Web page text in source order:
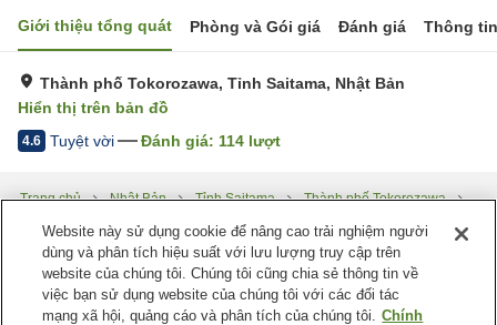
Giới thiệu tổng quát Phòng và Gói giá Đánh giá Thông
Thành phố Tokorozawa, Tỉnh Saitama, Nhật Bản
Hiển thị trên bản đồ
4.6 Tuyệt vời Đánh giá: 114 lượt
Trang chủ Nhật Bản Tỉnh Saitama
Thành phố Tokorozawa
Website này sử dụng cookie để nâng cao trải nghiệm người
dùng và phân tích hiệu suất với lưu lượng truy cập trên
website của chúng tôi. Chúng tôi cũng chia sẻ thông tin về
việc bạn sử dụng website của chúng tôi với các đối tác
mạng xã hội, quảng cáo và phân tích của chúng tôi. Chính